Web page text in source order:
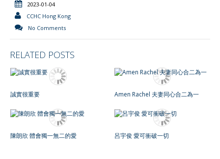
2023-01-04
CCHC Hong Kong
No Comments
RELATED POSTS
誠實很重要 Amen Rachel 夫妻同心合二為一
陳朗欣 體會獨一無二的愛 呂宇俊 愛可衝破一切